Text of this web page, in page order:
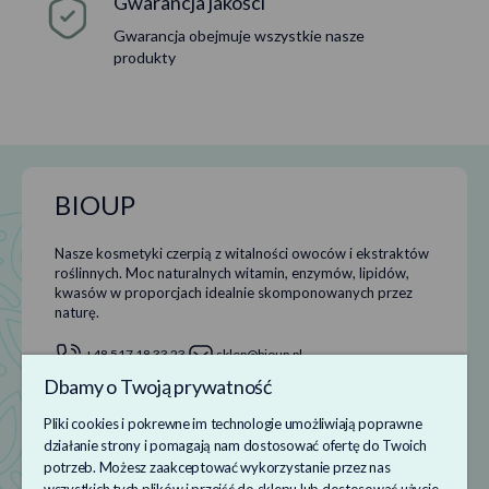
tworzę były dla Was źródłem zadowolenia i aby dzięki nim Wasza
skóra piękniała z dnia na dzień. Nic nie daje większej satysfakcji niż
parę zdań od którejś z Was – napisanych w mailu czy rzuconych na
Gwarancja obejmuje wszystkie nasze
produkty
BIOUP
Nasze kosmetyki czerpią z witalności owoców i ekstraktów
roślinnych. Moc naturalnych witamin, enzymów, lipidów,
kwasów w proporcjach idealnie skomponowanych przez
naturę.
+48 517 18 33 23 sklep@bioup.pl
Informacje
Obsługa klienta
Dbamy o Twoją prywatność
Pliki cookies i pokrewne im technologie umożliwiają poprawne
działanie strony i pomagają nam dostosować ofertę do Twoich
potrzeb. Możesz zaakceptować wykorzystanie przez nas